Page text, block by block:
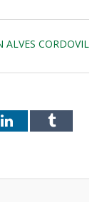
ALVES CORDOVIL
LinkedInTumblr